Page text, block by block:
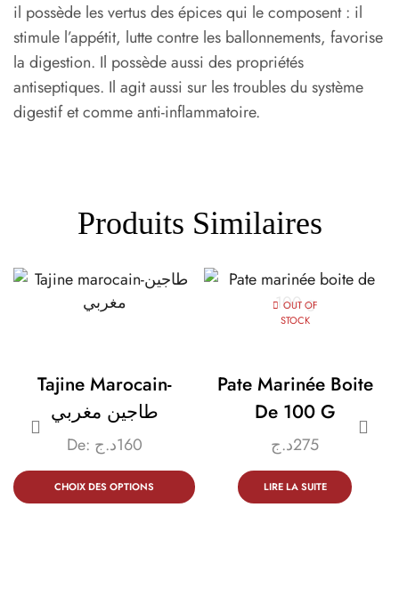
il possède les vertus des épices qui le composent : il
stimule l’appétit, lutte contre les ballonnements, favorise
la digestion. Il possède aussi des propriétés
antiseptiques. Il agit aussi sur les troubles du système
digestif et comme anti-inflammatoire.
Produits Similaires
Tajine Marocain-
طاجين مغربي
De: 160د.ج
CHOIX DES OPTIONS
OUT OF
STOCK
Pate Marinée Boite
De 100 G
275د.ج
LIRE LA SUITE